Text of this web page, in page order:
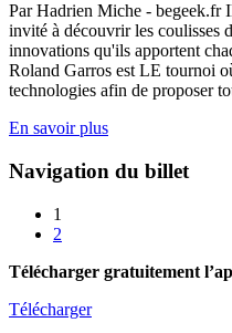
Par Hadrien Miche - begeek.fr
invité à découvrir les coulisses
innovations qu'ils apportent
Roland Garros est LE tournoi
technologies afin de proposer
En savoir plus
Navigation du billet
1
2
Télécharger gratuitement
Télécharger